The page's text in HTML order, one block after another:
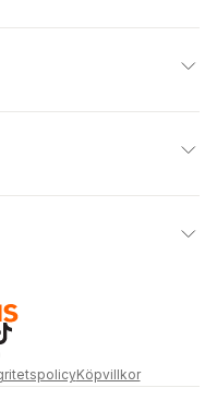
Köpvillkor